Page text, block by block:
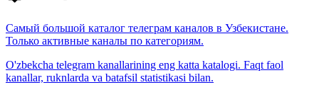
Самый большой каталог телеграм каналов в Узбекистане.
Только активные каналы по категориям.
O'zbekcha telegram kanallarining eng katta katalogi. Faqt faol
kanallar, ruknlarda va batafsil statistikasi bilan.